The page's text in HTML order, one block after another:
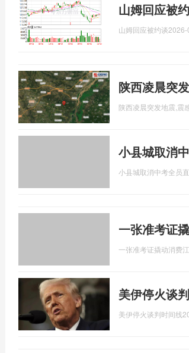
山姆回应被
山姆回应被约谈
陕西凌晨突
陕西凌晨突发地震,震
小县城取消
小县城取消中考全员
一张准考证
一张准考证撬动消费
美伊停火谈
美伊停火谈判时间线